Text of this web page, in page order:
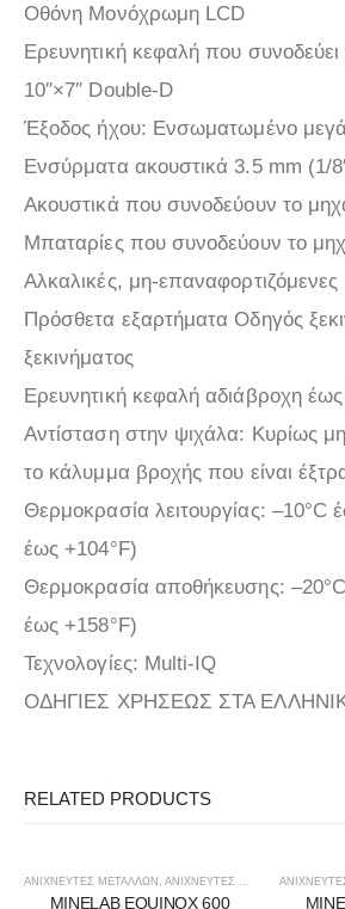
Οθόνη Μονόχρωμη LCD
Ερευνητική κεφαλή που
10″×7″ Double-D
Έξοδος ήχου: Ενσωματωμένο
Ενσύρματα ακουστικά 3.5 mm (1/
Ακουστικά που συνοδεύουν το
Μπαταρίες που συνοδεύουν το
Aλκαλικές, μη-επαναφορτιζόμενες
Πρόσθετα εξαρτήματα Οδηγός
ξεκινήματος
Ερευνητική κεφαλή αδιάβροχη
Αντίσταση στην ψιχάλα: Κυρίως
το κάλυμμα βροχής που είναι
Θερμοκρασία λειτουργίας: –10°C
έως +104°F)
Θερμοκρασία αποθήκευσης:
έως +158°F)
Τεχνολογίες: Multi-IQ
ΟΔΗΓΙΕΣ ΧΡΗΣΕΩΣ ΣΤΑ
RELATED PRODUCTS
ΑΝΙΧΝΕΥΤΕΣ ΜΕΤΑΛΛΩΝ ΑΝΙΧΝΕΥΤΈΣ ΧΡΥΣΟΎ ,ΔΆΣΗ ΚΑΙ
MINELAB EQUINOX 600